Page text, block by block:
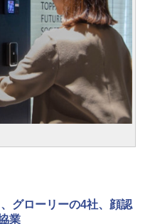
グローリーの4社、顔認
業